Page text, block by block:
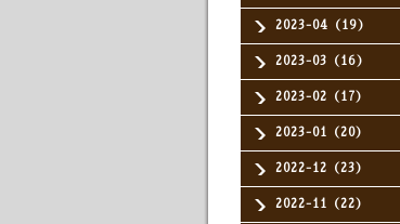
2023-04（19）
2023-03（16）
2023-02（17）
2023-01（20）
2022-12（23）
2022-11（22）